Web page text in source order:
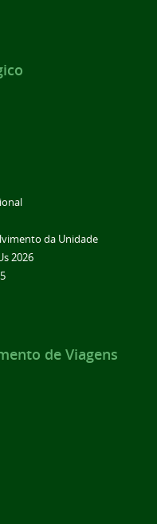
da Unidade
2026
de Viagens